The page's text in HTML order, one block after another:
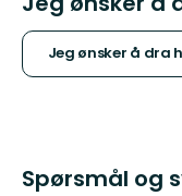
Jeg ønsker å dra
Spørsmål og